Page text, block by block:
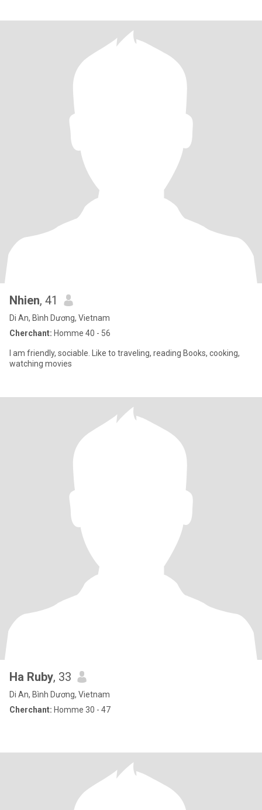
Nhien, 41
Di An, Bình Dương, Vietnam
Cherchant: Homme 40 - 56
I am friendly, sociable. Like to traveling, reading Books, cooking,
watching movies
Ha Ruby, 33
Di An, Bình Dương, Vietnam
Cherchant: Homme 30 - 47